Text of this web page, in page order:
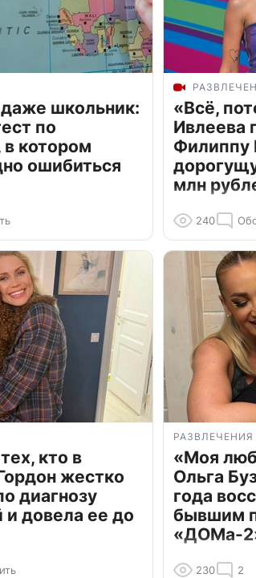
школьник:
по
в котором
ошибиться
«Всё,
Ивлеева
Филиппу
млн
240
кто в
жестко
диагнозу
довела ее до
РАЗВЛЕЧЕНИЯ
«Моя
Ольга
года
бывшим
«ДОМа-
230 2